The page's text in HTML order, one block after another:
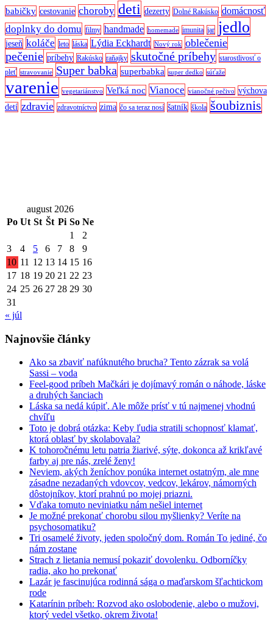
babičky cestovanie choroby deti dezerty Dolné Rakúsko domácnosť
doplnky do domu filmy handmade homemade imunita jar jedlo
jeseň koláče leto láska Lýdia Eckhardt Nový rok oblečenie
pečenie príbehy Rakúsko raňajky skutočné príbehy starostlivosť o
pleť stravovanie Super babka superbabka super dedko súťaže
varenie vegetariánstvo Veľká noc Vianoce vianočné pečivo
výchova
detí zdravie zdravotníctvo zima čo sa teraz nosí šatník škola šoubiznis
august 2026
Po Ut St Št Pi So Ne
1
2
3
4 5 6 7 8
9
10 11 12 13 14 15 16
17 18 19 20 21 22 23
24 25 26 27 28 29 30
31
« júl
Najnovšie články
Ako sa zbaviť nafúknutého brucha? Tento zázrak sa volá
Sassi – voda
Feel-good príbeh Mačkári je dojímavý román o náhode, láske
a druhých šanciach
Láska sa nedá kúpiť. Ale môže prísť v tú najmenej vhodnú
chvíľu
Toto je dobrá otázka: Keby ľudia stratili schopnosť klamať,
ktorá oblasť by skolabovala?
K tohoročnému letu patria žiarivé, sýte, dokonca až krikľavé
farby aj pre nás, zrelé ženy!
Neviem, akých ženíchov ponúka internet ostatným, ale mne
zásadne nezadaných vdovcov, vedcov, lekárov, námorných
dôstojníkov, ktorí prahnú po mojej priazni.
Vďaka tomuto neviniatku nám nešiel internet
Je možné prekonať chorobu silou myšlienky? Veríte na
psychosomatiku?
Tri osamelé životy, jeden spoločný dom. Román To jediné, čo
nám zostane
Strach z lietania nemusí pokaziť dovolenku. Odborníčky
radia, ako ho prekonať
Lazár je fascinujúca rodinná sága o maďarskom šľachtickom
rode
Katarínin príbeh: Rozvod ako oslobodenie, alebo o mužovi,
ktorý vedel všetko, okrem života!